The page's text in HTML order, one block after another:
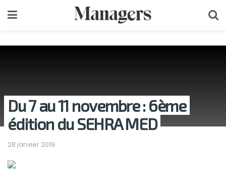
Du 7 au 11 novembre : 6ème
édition du SEHRA MED
28 janvier 2019